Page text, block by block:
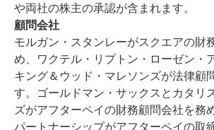
や両社の株主の承認が含まれます。
顧問会社
モルガン・スタンレーがスクエアの財
め、ワクテル・リプトン・ローゼン・
キング＆ウッド・マレソンズが法律顧
す。ゴールドマン・サックスとカタリ
ズがアフターペイの財務顧問会社を務
パートナーシップがアフターペイの取